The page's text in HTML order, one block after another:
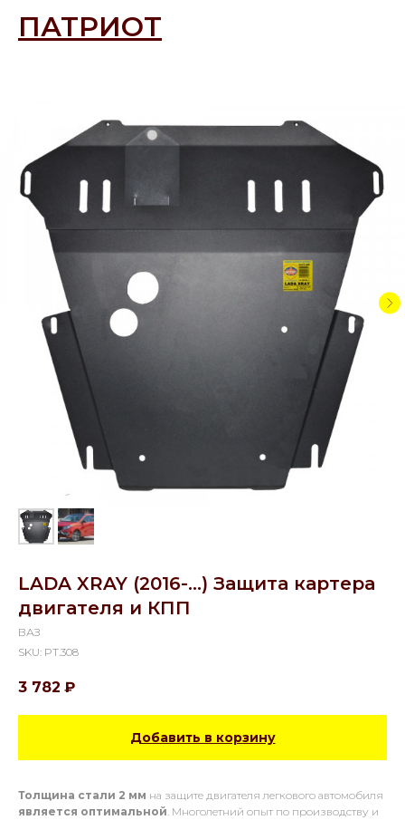
ПАТРИОТ
LADA XRAY (2016-...) Защита картера
двигателя и КПП
ВАЗ
SKU: PT.308
3 782 ₽
Добавить в корзину
Толщина стали 2 мм на защите двигателя легкового автомобиля
является оптимальной. Многолетний опыт по производству и